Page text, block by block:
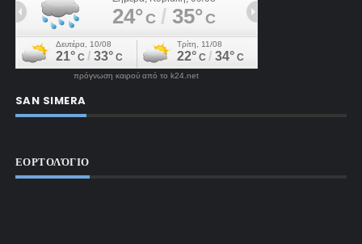
πρόγνωση καιρού από το k24.net
SAN SIMERA
ΕΟΡΤΟΛΌΓΙΟ